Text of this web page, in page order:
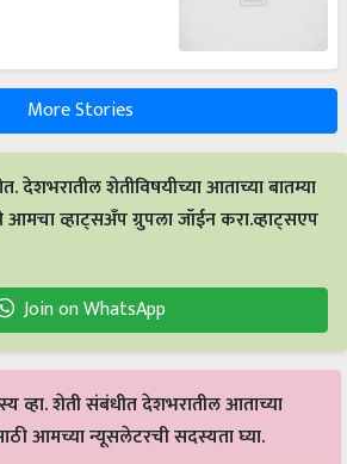
More Stories
देशभरातील शेतीविषयीच्या आताच्या बातम्या
आमचा व्हाट्सअँप ग्रुपला जॉईन करा.व्हाट्सएप
Join on WhatsApp
व्हा. शेती संबंधीत देशभरातील आताच्या
आमच्या न्यूसलेटरची सदस्यता घ्या.